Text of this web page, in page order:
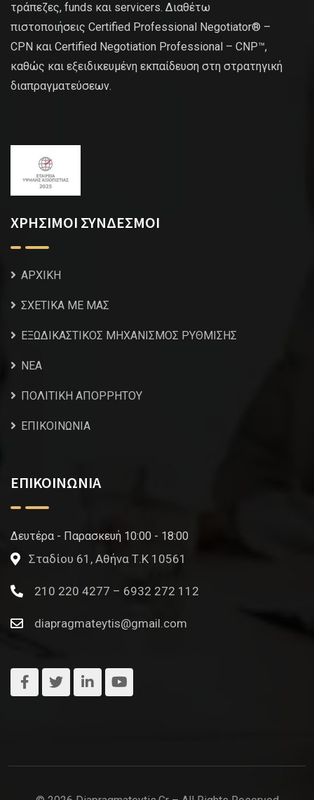
τράπεζες, funds και servicers. Διαθέτω
πιστοποιήσεις Certified Professional Negotiator® –
CPN και Certified Negotiation Professional – CNP™,
καθώς και εξειδικευμένη εκπαίδευση στη στρατηγική
διαπραγματεύσεων.
ΧΡΗΣΙΜΟΙ ΣΥΝΔΕΣΜΟΙ
ΑΡΧΙΚΗ
ΣΧΕΤΙΚΑ ΜΕ ΜΑΣ
ΕΞΩΔΙΚΑΣΤΙΚΟΣ ΜΗΧΑΝΙΣΜΟΣ ΡΥΘΜΙΣΗΣ
NEA
ΠΟΛΙΤΙΚΗ ΑΠΟΡΡΗΤΟΥ
ΕΠΙΚΟΙΝΩΝΙΑ
ΕΠΙΚΟΙΝΩΝΙΑ
Δευτέρα - Παρασκευή 10:00 - 18:00
Σταδίου 61, Αθήνα Τ.Κ 10561
210 220 4277 – 6932 272 112
diapragmateytis@gmail.com